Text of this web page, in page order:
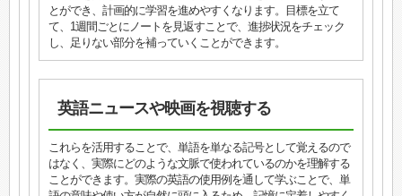
とができ、計画的に学習を進めやすくなります。目標を立て
て、1週間ごとにノートを見返すことで、進捗状況をチェック
し、足りない部分を補っていくことができます。
英語ニュースや映画を視聴する
これらを活用することで、単語を単なる記号として覚えるので
はなく、実際にどのような文脈で使われているのかを理解する
ことができます。実際の英語の使用例を通して学ぶことで、単